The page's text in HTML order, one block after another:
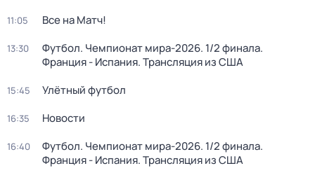
11:05 Все на Матч!
13:30
Футбол. Чемпионат мира-2026. 1/2 финала.
Франция - Испания. Трансляция из США
15:45 Улётный футбол
16:35 Новости
16:40
Футбол. Чемпионат мира-2026. 1/2 финала.
Франция - Испания. Трансляция из США